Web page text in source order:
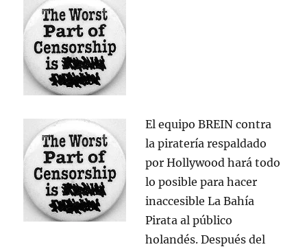
El equipo BREIN contra
la piratería respaldado
por Hollywood hará todo
lo posible para hacer
inaccesible La Bahía
Pirata al público
holandés. Después del